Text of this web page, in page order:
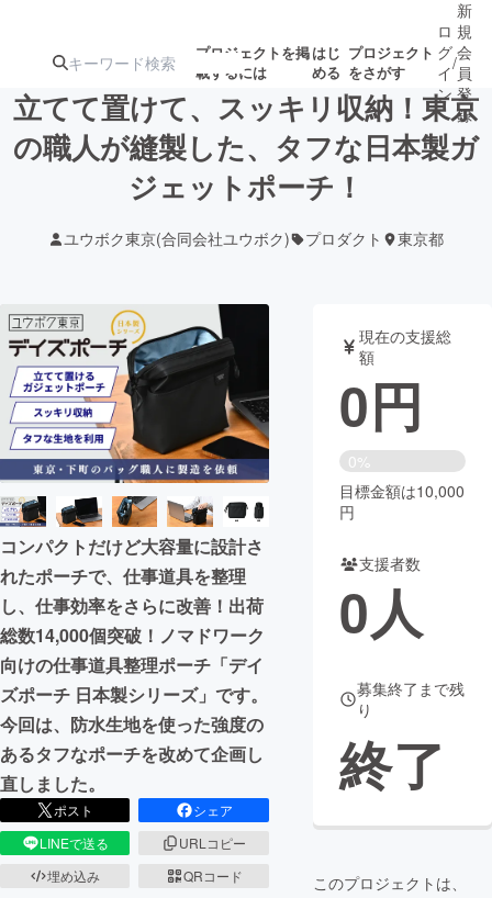
プロジェクトを掲
載するには
はじ
める
プロジェクト
をさがす
注目のリ
注目の新着プロ募集終了が近いプ
テクノロジー・ガジェット
映像・映画 書籍・雑誌
ビジネス・起業 チャレンジ
まちづくり・地域活性化
CAMPFIRE for Social Good
CAMPFIRE Creation
CAMPFIREふるさと納税machi-ya コミュニティ
ロ
グ
イ
ン
/
新
規
会
員
登
録
立てて置けて、スッキリ収納！東京
の職人が縫製した、タフな日本製ガ
ジェットポーチ！
ユウボク東京(合同会社ユウボク) プロダクト 東京都
コンパクトだけど大容量に設計さ
れたポーチで、仕事道具を整理
し、仕事効率をさらに改善！出荷
総数14,000個突破！ノマドワーク
向けの仕事道具整理ポーチ「デイ
ズポーチ 日本製シリーズ」です。
今回は、防水生地を使った強度の
あるタフなポーチを改めて企画し
直しました。
ポスト
シェア
LINEで送る
URLコピー
埋め込み
QRコード
現在の支援総
額
0円
0%
目標金額は10,000
円
支援者数
0人
募集終了まで残
り
終了
このプロジェクトは、